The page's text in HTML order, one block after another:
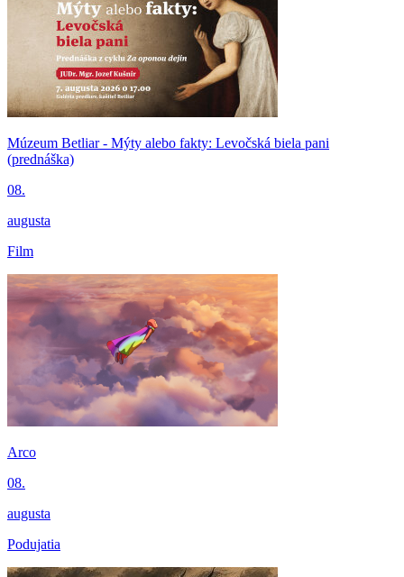
Múzeum Betliar - Mýty alebo fakty: Levočská biela pani
(prednáška)
08.
augusta
Film
Arco
08.
augusta
Podujatia